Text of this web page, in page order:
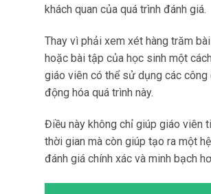
khách quan của quá trình đánh giá.
Thay vì phải xem xét hàng trăm
hoặc bài tập của học sinh một
giáo viên có thể sử dụng các
động hóa quá trình này.
Điều này không chỉ giúp giáo viên
thời gian mà còn giúp tạo ra một
đánh giá chính xác và minh bạch